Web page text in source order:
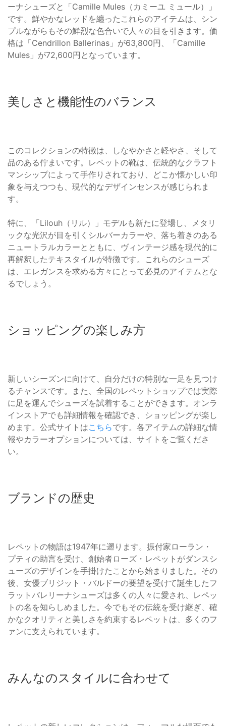
ーナシューズと「Camille Mules（カミーユ ミュール）」
です。鮮やかなレッドを纏ったこれらのアイテムは、シン
プルながらもその鮮烈な色合いで人々の目を引きます。価
格は「Cendrillon Ballerinas」が63,800円、「Camille
Mules」が72,600円となっています。
美しさと機能性のバランス
このコレクションの特徴は、しなやかさと軽やさ、そして
品のある佇まいです。レペットの靴は、伝統的なクラフト
マンシップによって手作りされており、どこか懐かしい印
象を与えつつも、現代的なデザインセンスが感じられま
す。
特に、「Lilouh（リル）」モデルも新たに登場し、メタリ
ックな光沢が目を引くシルバーカラーや、落ち着きのある
ニュートラルカラーとともに、ヴィンテージ感を現代的に
再解釈したテキスタイルが特徴です。これらのシューズ
は、エレガンスを求める方々にとって必見のアイテムとな
るでしょう。
ショッピングの楽しみ方
新しいシーズンに向けて、自分だけの特別な一足を見つけ
るチャンスです。また、全国のレペットショップでは実際
に足を運んでシューズを試着することができます。オンラ
インストアでも詳細情報を確認でき、ショッピングが楽し
めます。公式サイトはこちらです。各アイテムの詳細な情
報やカラーオプションについては、サイトをご覧くださ
い。
ブランドの歴史
レペットの物語は1947年に遡ります。振付家ローラン・
プティの助言を受け、創始者ローズ・レペットがダンスシ
ューズのデザインを手掛けたことから始まりました。その
後、女優ブリジット・バルドーの要望を受けて誕生したフ
ラットバレリーナシューズは多くの人々に愛され、レペッ
トの名を知らしめました。今でもその伝統を受け継ぎ、確
かなクオリティと美しさを約束するレペットは、多くのフ
ァンに支えられています。
みんなのスタイルに合わせて